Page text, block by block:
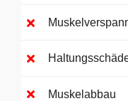
Muskelabbau